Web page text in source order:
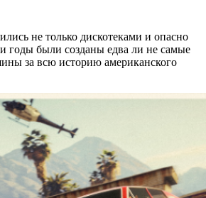
не только дискотеками и опасно
годы были созданы едва ли не самые
за всю историю американского